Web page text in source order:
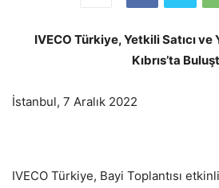
IVECO Türkiye, Yetkili Satıcı
Kıbrıs’ta
İstanbul, 7 Aralık 2022
IVECO Türkiye, Bayi Toplantısı